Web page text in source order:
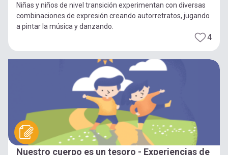
Niñas y niños de nivel transición experimentan con diversas
combinaciones de expresión creando autorretratos, jugando
a pintar la música y danzando.
4
Nuestro cuerpo es un tesoro - Experiencias de